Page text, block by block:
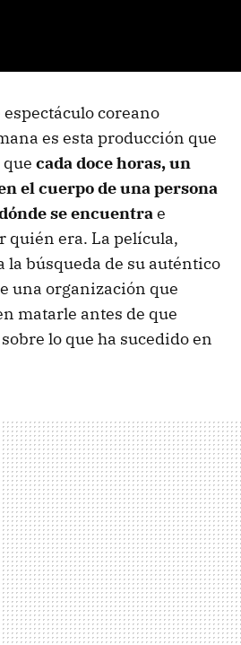
coreano
es esta producción que
cada doce horas, un
el cuerpo de una persona
se encuentrae
quién era. La película,
la búsqueda de su auténtico
una organización que
matarle antes de que
lo que ha sucedido en